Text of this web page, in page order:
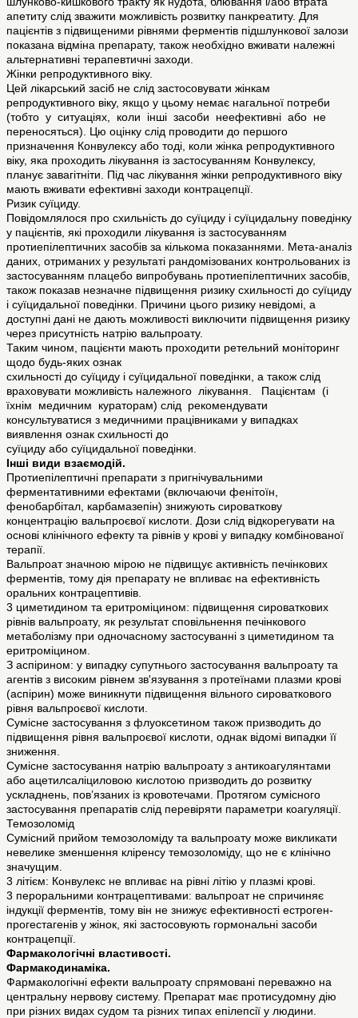
апетиту слід зважити можливість розвитку панкреатиту. Для
пацієнтів з підвищеними рівнями ферментів підшлункової залози
показана відміна препарату, також необхідно вживати належні
альтернативні терапевтичні заходи.
Жінки репродуктивного віку.
Цей лікарський засіб не слід застосовувати жінкам
репродуктивного віку, якщо у цьому немає нагальної потреби
(тобто у ситуаціях, коли інші засоби неефективні або не
переносяться). Цю оцінку слід проводити до першого
призначення Конвулексу або тоді, коли жінка репродуктивного
віку, яка проходить лікування із застосуванням Конвулексу,
планує завагітніти. Під час лікування жінки репродуктивного віку
мають вживати ефективні заходи контрацепції.
Ризик суїциду.
Повідомлялося про схильність до суїциду і суїцидальну поведінку
у пацієнтів, які проходили лікування із застосуванням
протиепілептичних засобів за кількома показаннями. Мета-аналіз
даних, отриманих у результаті рандомізованих контрольованих із
застосуванням плацебо випробувань протиепілептичних засобів,
також показав незначне підвищення ризику схильності до суїциду
і суїцидальної поведінки. Причини цього ризику невідомі, а
доступні дані не дають можливості виключити підвищення ризику
через присутність натрію вальпроату.
Таким чином, пацієнти мають проходити ретельний моніторинг
щодо будь-яких ознак
схильності до суїциду і суїцидальної поведінки, а також слід
враховувати можливість належного лікування. Пацієнтам (і
їхнім медичним кураторам) слід рекомендувати
консультуватися з медичними працівниками у випадках
виявлення ознак схильності до
суїциду або суїцидальної поведінки.
Інші види взаємодій.
Протиепілептичні препарати з пригнічувальними
ферментативними ефектами (включаючи фенітоїн,
фенобарбітал, карбамазепін) знижують сироваткову
концентрацію вальпроєвої кислоти. Дози слід відкорегувати на
основі клінічного ефекту та рівнів у крові у випадку комбінованої
терапії.
Вальпроат значною мірою не підвищує активність печінкових
ферментів, тому дія препарату не впливає на ефективність
оральних контрацептивів.
3 циметидином та еритроміцином: підвищення сироваткових
рівнів вальпроату, як результат сповільнення печінкового
метаболізму при одночасному застосуванні з циметидином та
еритроміцином.
З аспірином: у випадку супутнього застосування вальпроату та
агентів з високим рівнем зв'язування з протеїнами плазми крові
(аспірин) може виникнути підвищення вільного сироваткового
рівня вальпроєвої кислоти.
Сумісне застосування з флуоксетином також призводить до
підвищення рівня вальпроєвої кислоти, однак відомі випадки її
зниження.
Сумісне застосування натрію вальпроату з антикоагулянтами
або ацетилсаліциловою кислотою призводить до розвитку
ускладнень, пов’язаних із кровотечами. Протягом сумісного
застосування препаратів слід перевіряти параметри коагуляції.
Темозоломід
Сумісний прийом темозоломіду та вальпроату може викликати
невелике зменшення кліренсу темозоломіду, що не є клінічно
значущим.
3 літієм: Конвулекс не впливає на рівні літію у плазмі крові.
3 пероральними контрацептивами: вальпроат не спричиняє
індукції ферментів, тому він не знижує ефективності естроген-
прогестагенів у жінок, які застосовують гормональні засоби
контрацепції.
Фармакологічні властивості.
Фармакодинаміка.
Фармакологічні ефекти вальпроату спрямовані переважно на
центральну нервову систему. Препарат має протисудомну дію
при різних видах судом та різних типах епілепсії у людини.